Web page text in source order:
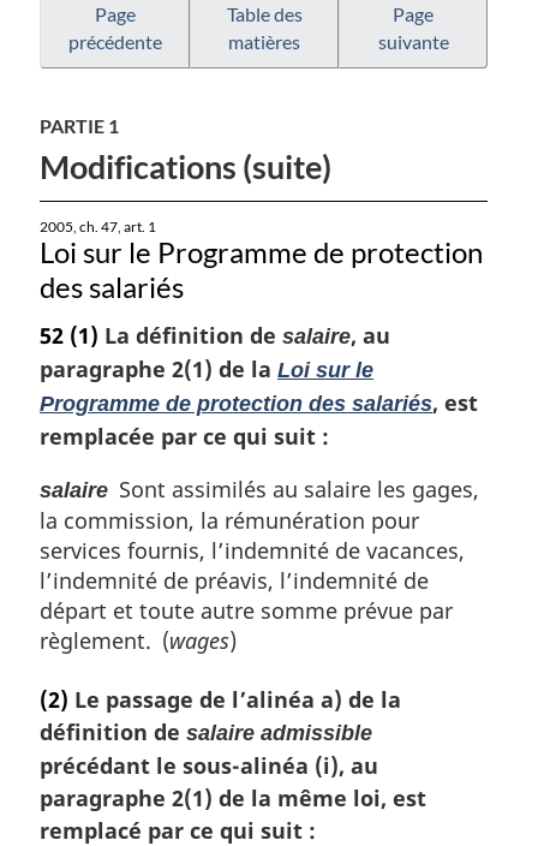
corrective
de
2017
Loi
corrective
de
Page
précédente
Table des
matières
Page
suivante
PARTIE 1
Modifications (suite)
2005, ch. 47, art. 1
Loi sur le Programme de protection
des salariés
52 (1) La définition de salaire, au
paragraphe 2(1) de la Loi sur le
Programme de protection des salariés, est
remplacée par ce qui suit :
salaire Sont assimilés au salaire les gages,
la commission, la rémunération pour
services fournis, l’indemnité de vacances,
l’indemnité de préavis, l’indemnité de
départ et toute autre somme prévue par
règlement. (wages)
(2) Le passage de l’alinéa a) de la
définition de salaire admissible
précédant le sous-alinéa (i), au
paragraphe 2(1) de la même loi, est
remplacé par ce qui suit :